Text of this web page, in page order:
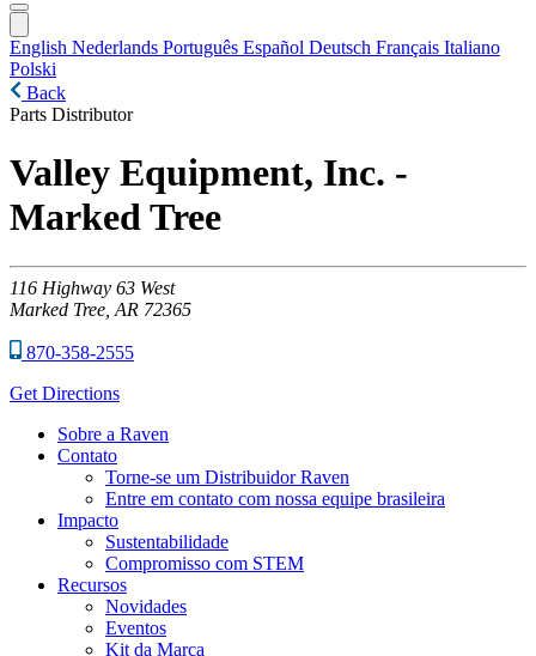
English Nederlands Português Español Deutsch Français Italiano
Polski
Back
Parts Distributor
Valley Equipment, Inc. -
Marked Tree
116 Highway 63 West
Marked Tree, AR 72365
870-358-2555
Get Directions
Sobre a Raven
Contato
Torne-se um Distribuidor Raven
Entre em contato com nossa equipe brasileira
Impacto
Sustentabilidade
Compromisso com STEM
Recursos
Novidades
Eventos
Kit da Marca